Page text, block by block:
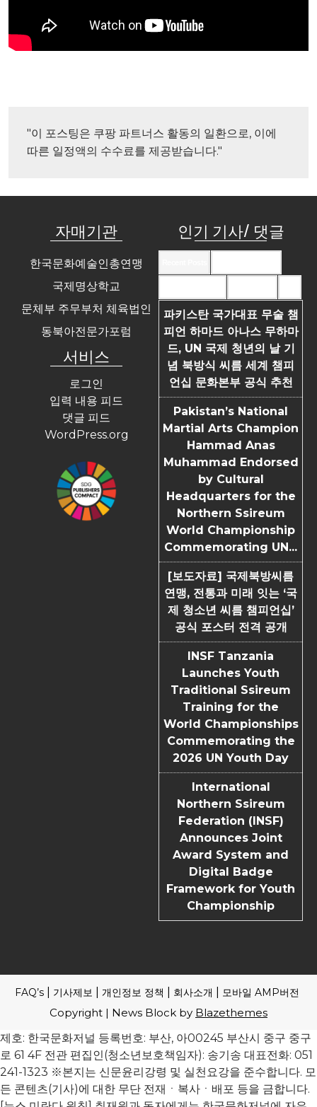
"이 포스팅은 쿠팡 파트너스 활동의 일환으로, 이에
따른 일정액의 수수료를 제공받습니다."
자매기관
한국문화예술인총연맹
국제명상학교
문체부 주무부처 체육법인
동북아전문가포럼
서비스
로그인
입력 내용 피드
댓글 피드
WordPress.org
인기 기사/ 댓글
파키스탄 국가대표 무술 챔
피언 하마드 아나스 무하마
드, UN 국제 청년의 날 기
념 북방식 씨름 세계 챔피
언십 문화본부 공식 추천
Pakistan’s National
Martial Arts Champion
Hammad Anas
Muhammad Endorsed
by Cultural
Headquarters for the
Northern Ssireum
World Championship
Commemorating UN...
[보도자료] 국제북방씨름
연맹, 전통과 미래 잇는 ‘국
제 청소년 씨름 챔피언십’
공식 포스터 전격 공개
INSF Tanzania
Launches Youth
Traditional Ssireum
Training for the
World Championships
Commemorating the
2026 UN Youth Day
International
Northern Ssireum
Federation (INSF)
Announces Joint
Award System and
Digital Badge
Framework for Youth
Championship
FAQ’s 기사제보 개인정보 정책 회사소개 모바일 AMP버전
Copyright | News Block by Blazethemes
제호: 한국문화저널 등록번호: 부산, 아00245 부산시 중구 중구
로 61 4F 전관 편집인(청소년보호책임자): 송기송 대표전화: 051
241-1323 ※본지는 신문윤리강령 및 실천요강을 준수합니다. 모
든 콘텐츠(기사)에 대한 무단 전재ㆍ복사ㆍ배포 등을 금합니다.